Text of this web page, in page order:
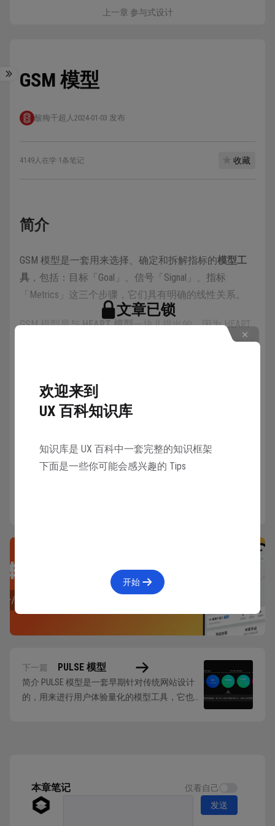
上一章 参与式设计
GSM 模型
酸梅干超人 2024-01-03 发布
4149人在学·1条笔记 收藏
文章已锁
简介
GSM 模型是一套用来选择、确定和拆解指标的模型工
具 ，包括：目标「Goal」、信号「Signal」、指标
「Metrics」这三个步骤，它们具有明确的线性关系。
GSM 模型是与HEART 模型一块儿提出的，因为 HEART
只是给出了用来衡量用户体验的五个维度，并没有给出
当你不知道产品的用户体验量化
衡量时，就可以使用 GSM模型进行推导。
GSM 从三个步骤出发，通过明确目标—推导信号—确定
指标，来获得一组可以用来衡量目标是否达成的可靠的
首先，我们需要明确产品或功能或此次改版的目标，这
个目标可以是用户体验层面的，例如：让用户更快速地
完成某个任务；也可以是业务层面的，例如：吸引更多
的目标，这也是一次很好的让团队成员达成共识、统
一目标的机会。
某个局部的流程或功能的目标，可能与整个产品
下一篇 PULSE 模型
简介 PULSE 模型是一套早期针对传统网站设计
的，用来进行用户体验量化的模型工具，它也由
本章笔记
仅看自己
发送
欢迎来到
UX 百科知识库
知识库是 UX 百科中一套完整的知识框架
下面是一些你可能会感兴趣的 Tips
开始